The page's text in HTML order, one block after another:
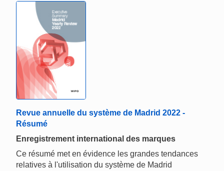
Revue annuelle du système de Madrid 2022 -
Résumé
Enregistrement international des marques
Ce résumé met en évidence les grandes tendances
relatives à l'utilisation du système de Madrid